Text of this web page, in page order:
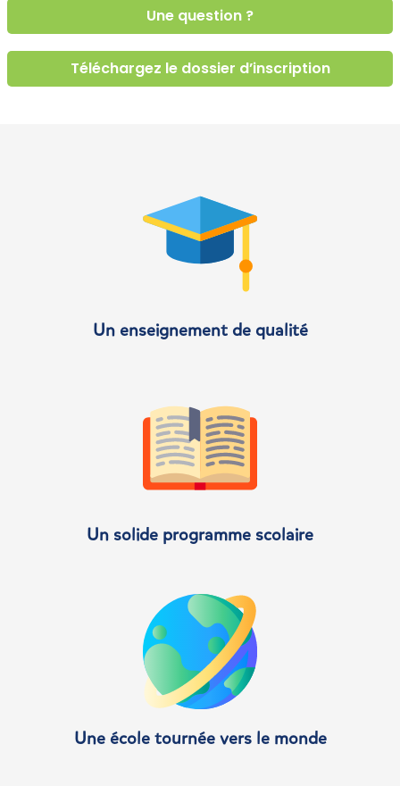
Une question ?
Téléchargez le dossier d’inscription
Un enseignement de qualité
Un solide programme scolaire
Une école tournée vers le monde